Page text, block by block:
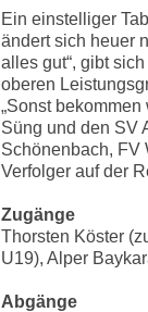
Ein einstelliger
ändert sich heuer
alles gut“, gibt
oberen
„Sonst
Süng und den SV
Schönenbach, FV
Verfolger auf der
Zugänge
Thorsten Köster
U19), Alper
Abgänge